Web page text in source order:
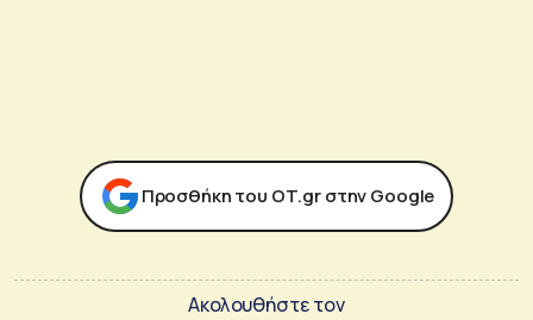
Προσθήκη του ΟΤ.gr στην Google
Ακολουθήστε τον